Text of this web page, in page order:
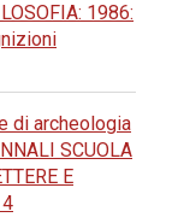
1986:
di archeologia
SCUOLA
E